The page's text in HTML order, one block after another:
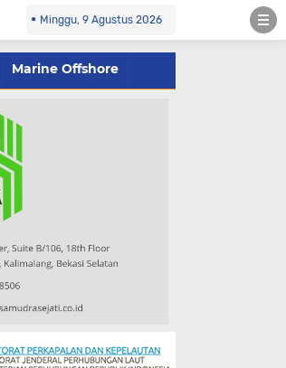
Minggu, 9 Agustus 2026
Marine Offshore